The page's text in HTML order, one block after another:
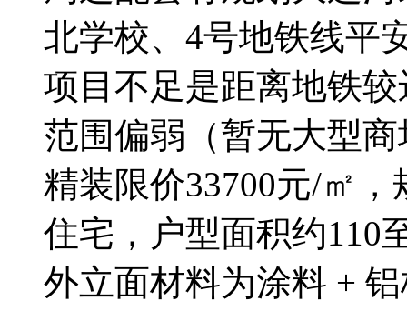
北学校、4号地铁线平
项目不足是距离地铁
范围偏弱（暂无大型
精装限价33700元/㎡
住宅，户型面积约110
外立面材料为涂料 +